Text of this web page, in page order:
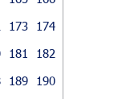
173
174
181
182
189
190